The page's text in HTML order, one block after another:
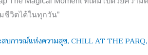
ชีวิตได้ในทุกวัน”